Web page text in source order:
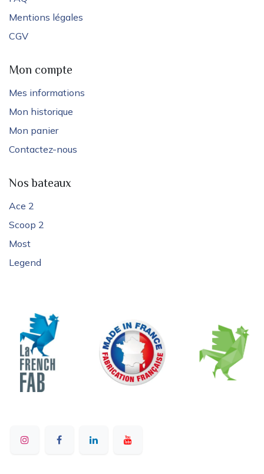
Mentions légales
CGV
Mon compte
Mes informations
Mon historique
Mon panier
Contactez-nous
Nos bateaux
Ace 2
Scoop 2
Most
Legend